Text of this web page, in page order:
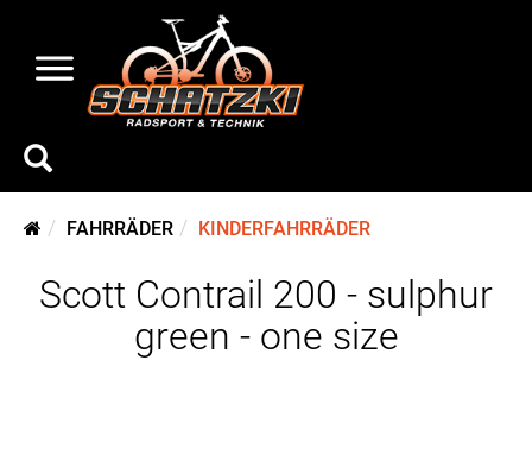
FAHRRÄDER KINDERFAHRRÄDER
Scott Contrail 200 - sulphur
green - one size